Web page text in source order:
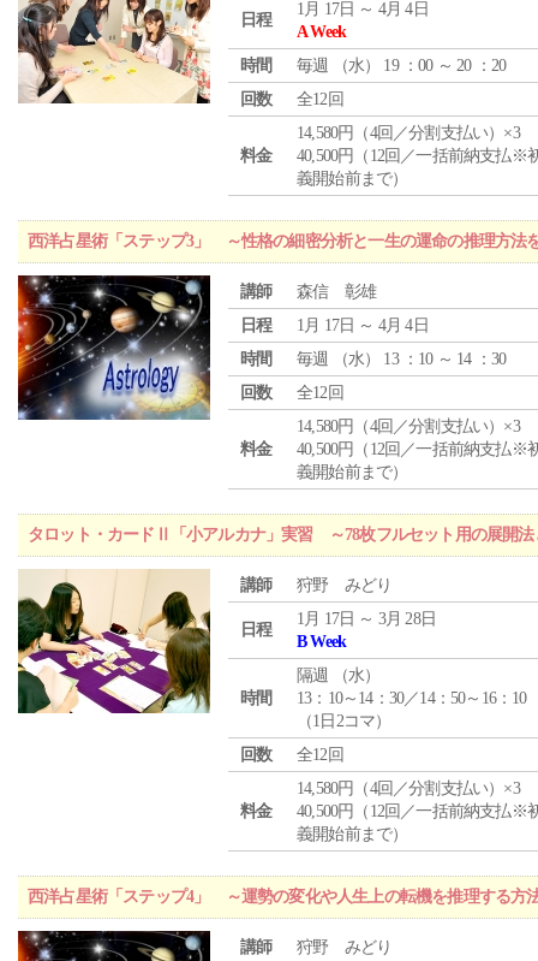
日程
1月 17日 ～ 4月 4日
A Week
時間
毎週 （水） 19 ：00 ～ 20 ：20
回数
全12回
料金
14,580円（4回／分割支払い）×3
40,500円（12回／一括前納支払※
義開始前まで）
西洋占星術「ステップ3」 ～性格の細密分析と一生の運命の推理方法
講師
森信 彰雄
日程
1月 17日 ～ 4月 4日
時間
毎週 （水） 13 ：10 ～ 14 ：30
回数
全12回
料金
14,580円（4回／分割支払い）×3
40,500円（12回／一括前納支払※
義開始前まで）
タロット・カードⅡ「小アルカナ」実習 ～78枚フルセット用の展開法
講師 狩野 みどり
日程
1月 17日 ～ 3月 28日
B Week
時間
隔週 （水）
13：10～14：30／14：50～16：10
（1日2コマ）
回数
全12回
料金
14,580円（4回／分割支払い）×3
40,500円（12回／一括前納支払※
義開始前まで）
西洋占星術「ステップ4」 ～運勢の変化や人生上の転機を推理する方
講師
狩野 みどり